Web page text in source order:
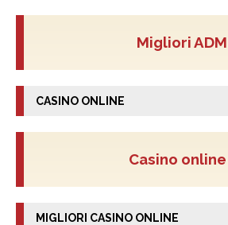
Migliori ADM
CASINO ONLINE
Casino online
MIGLIORI CASINO ONLINE